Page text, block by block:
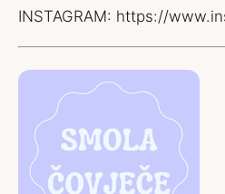
INSTAGRAM: https://